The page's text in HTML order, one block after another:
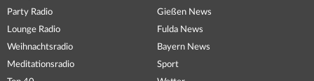
Party Radio
Lounge Radio
Weihnachtsradio
Meditationsradio
Gießen News
Fulda News
Bayern News
Sport